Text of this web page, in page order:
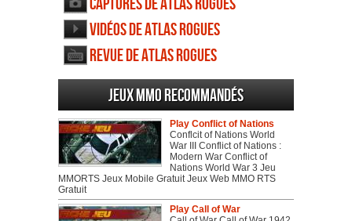
Captures de Atlas Rogues
Vidéos de Atlas Rogues
Revue de Atlas Rogues
Jeux MMO recommandés
Play Conflict of Nations
Conflcit of Nations World
War III Conflict of Nations :
Modern War Conflict of
Nations World War 3 Jeu
MMORTS Jeux Mobile Gratuit Jeux Web MMO RTS
Gratuit
Play Call of War